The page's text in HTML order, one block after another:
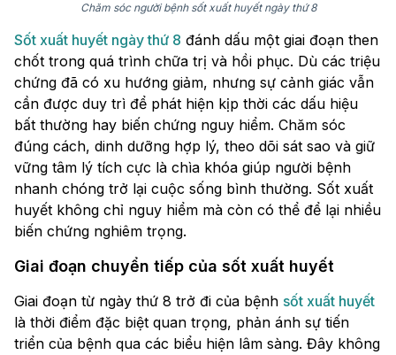
Chăm sóc người bệnh sốt xuất huyết ngày thứ 8
Sốt xuất huyết ngày thứ 8 đánh dấu một giai đoạn then
chốt trong quá trình chữa trị và hồi phục. Dù các triệu
chứng đã có xu hướng giảm, nhưng sự cảnh giác vẫn
cần được duy trì để phát hiện kịp thời các dấu hiệu
bất thường hay biến chứng nguy hiểm. Chăm sóc
đúng cách, dinh dưỡng hợp lý, theo dõi sát sao và giữ
vững tâm lý tích cực là chìa khóa giúp người bệnh
nhanh chóng trở lại cuộc sống bình thường. Sốt xuất
huyết không chỉ nguy hiểm mà còn có thể để lại nhiều
biến chứng nghiêm trọng.
Giai đoạn chuyển tiếp của sốt xuất huyết
Giai đoạn từ ngày thứ 8 trở đi của bệnh sốt xuất huyết
là thời điểm đặc biệt quan trọng, phản ánh sự tiến
triển của bệnh qua các biểu hiện lâm sàng. Đây không